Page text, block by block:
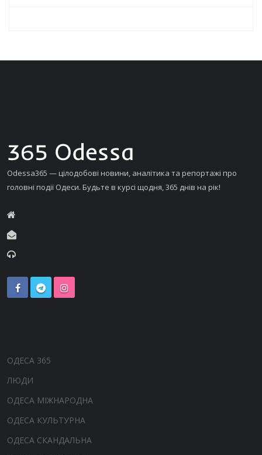
Odessa365 — цілодобові новини, аналітика та репортажі про
головні події Одеси. Будьте в курсі щодня, 365 днів на рік!
ОДЕСА 365
ЛЮДИ
ОДЕСА МІЖНАРОДНА
ОДЕСА КУЛЬТУРНА
ОДЕСА СКАНДАЛЬНА